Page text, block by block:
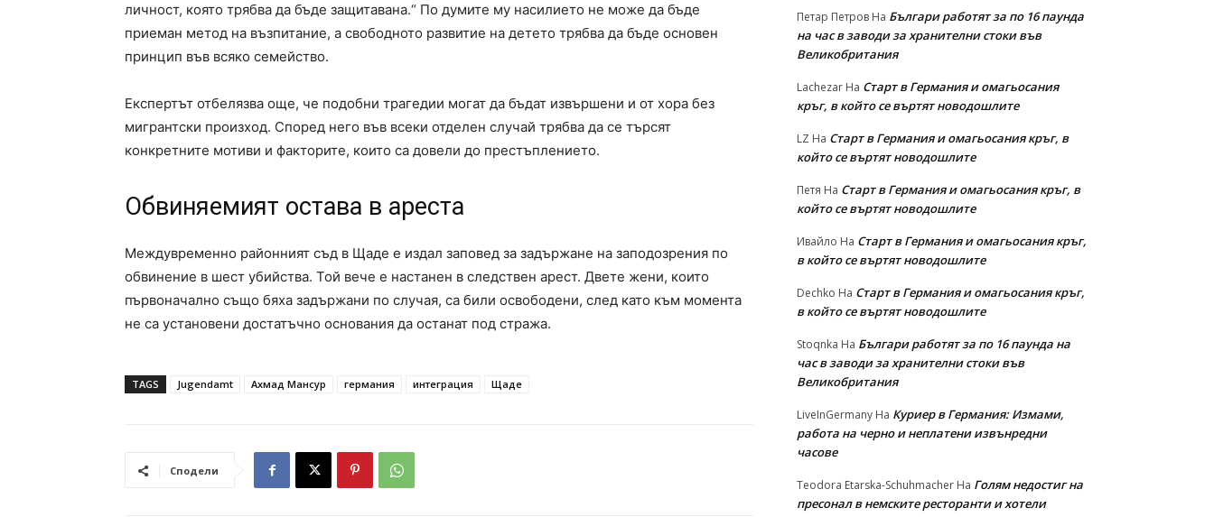
личност, която трябва да бъде защитавана.“ По думите му насилието не може да бъде
приеман метод на възпитание, а свободното развитие на детето трябва да бъде основен
принцип във всяко семейство.
Експертът отбелязва още, че подобни трагедии могат да бъдат извършени и от хора без
мигрантски произход. Според него във всеки отделен случай трябва да се търсят
конкретните мотиви и факторите, които са довели до престъплението.
Обвиняемият остава в ареста
Междувременно районният съд в Щаде е издал заповед за задържане на заподозрения по
обвинение в шест убийства. Той вече е настанен в следствен арест. Двете жени, които
първоначално също бяха задържани по случая, са били освободени, след като към момента
не са установени достатъчно основания да останат под стража.
TAGS Jugendamt Ахмад Мансур германия интеграция Щаде
Сподели
Петар Петров На Българи работят за по 16 паунда
на час в заводи за хранителни стоки във
Великобритания
Lachezar На Старт в Германия и омагьосания
кръг, в който се въртят новодошлите
LZ На Старт в Германия и омагьосания кръг, в
който се въртят новодошлите
Петя На Старт в Германия и омагьосания кръг, в
който се въртят новодошлите
Ивайло На Старт в Германия и омагьосания кръг,
в който се въртят новодошлите
Dechko На Старт в Германия и омагьосания кръг,
в който се въртят новодошлите
Stoqnka На Българи работят за по 16 паунда на
час в заводи за хранителни стоки във
Великобритания
LiveInGermany На Куриер в Германия: Измами,
работа на черно и неплатени извънредни
часове
Teodora Etarska-Schuhmacher На Голям недостиг на
пресонал в немските ресторанти и хотели